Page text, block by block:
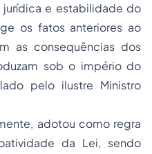
e estabilidade do
os fatos anteriores ao
as consequências dos
sob o império do
pelo ilustre Ministro
adotou como regra
da Lei, sendo